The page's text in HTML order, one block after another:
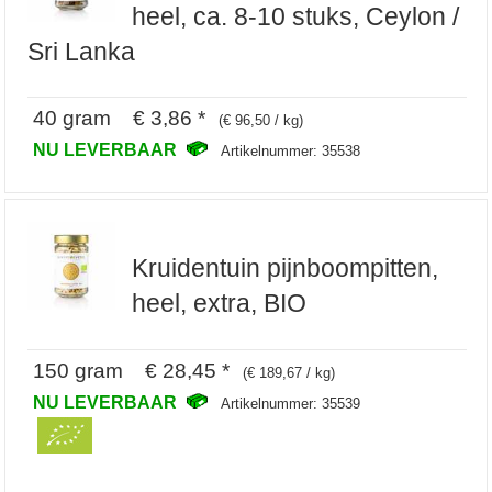
heel, ca. 8-10 stuks, Ceylon /
Sri Lanka
40 gram € 3,86 * (€ 96,50 / kg)
NU LEVERBAAR Artikelnummer: 35538
Kruidentuin pijnboompitten,
heel, extra, BIO
150 gram € 28,45 * (€ 189,67 / kg)
NU LEVERBAAR Artikelnummer: 35539